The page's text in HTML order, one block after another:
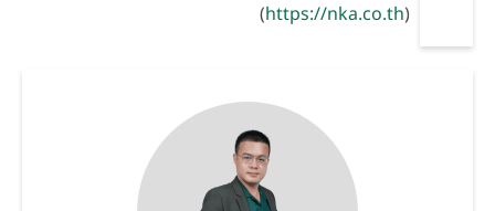
(https://nka.co.th)